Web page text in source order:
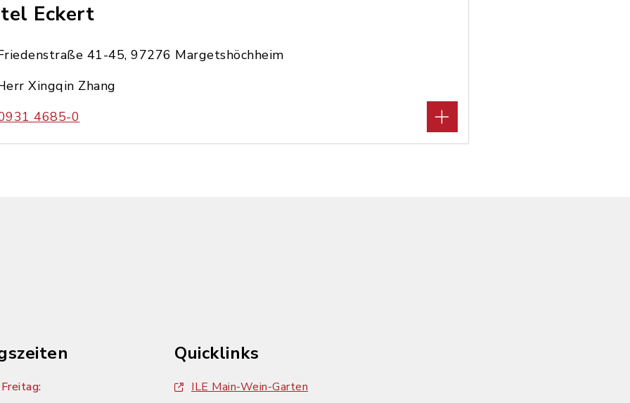
Eckert
41-45, 97276 Margetshöchheim
Xingqin Zhang
4685-0
Quicklinks
ILE Main-Wein-Garten